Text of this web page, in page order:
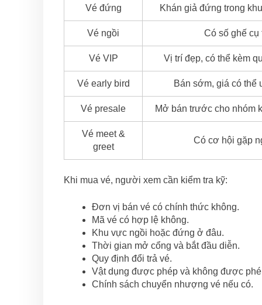
Vé đứng Khán giả đứng trong
Vé ngồi Có số ghế cụ
Vé VIP Vị trí đẹp, có thể kèm
Vé early bird Bán sớm, giá có thể
Vé presale Mở bán trước cho nhóm
Vé meet &
greet
Có cơ hội gặp
Khi mua vé, người xem cần kiểm tra kỹ:
Đơn vị bán vé có chính thức không.
Mã vé có hợp lệ không.
Khu vực ngồi hoặc đứng ở đâu.
Thời gian mở cổng và bắt đầu diễn.
Quy định đổi trả vé.
Vật dụng được phép và không được
Chính sách chuyển nhượng vé nếu có.